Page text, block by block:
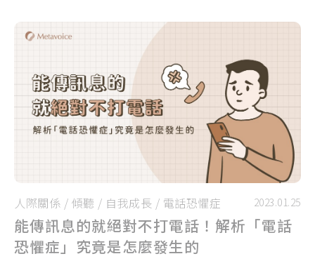
人際關係 / 傾聽 / 自我成長 / 電話恐懼症 2023.01.25
能傳訊息的就絕對不打電話！解析「電話
恐懼症」究竟是怎麼發生的